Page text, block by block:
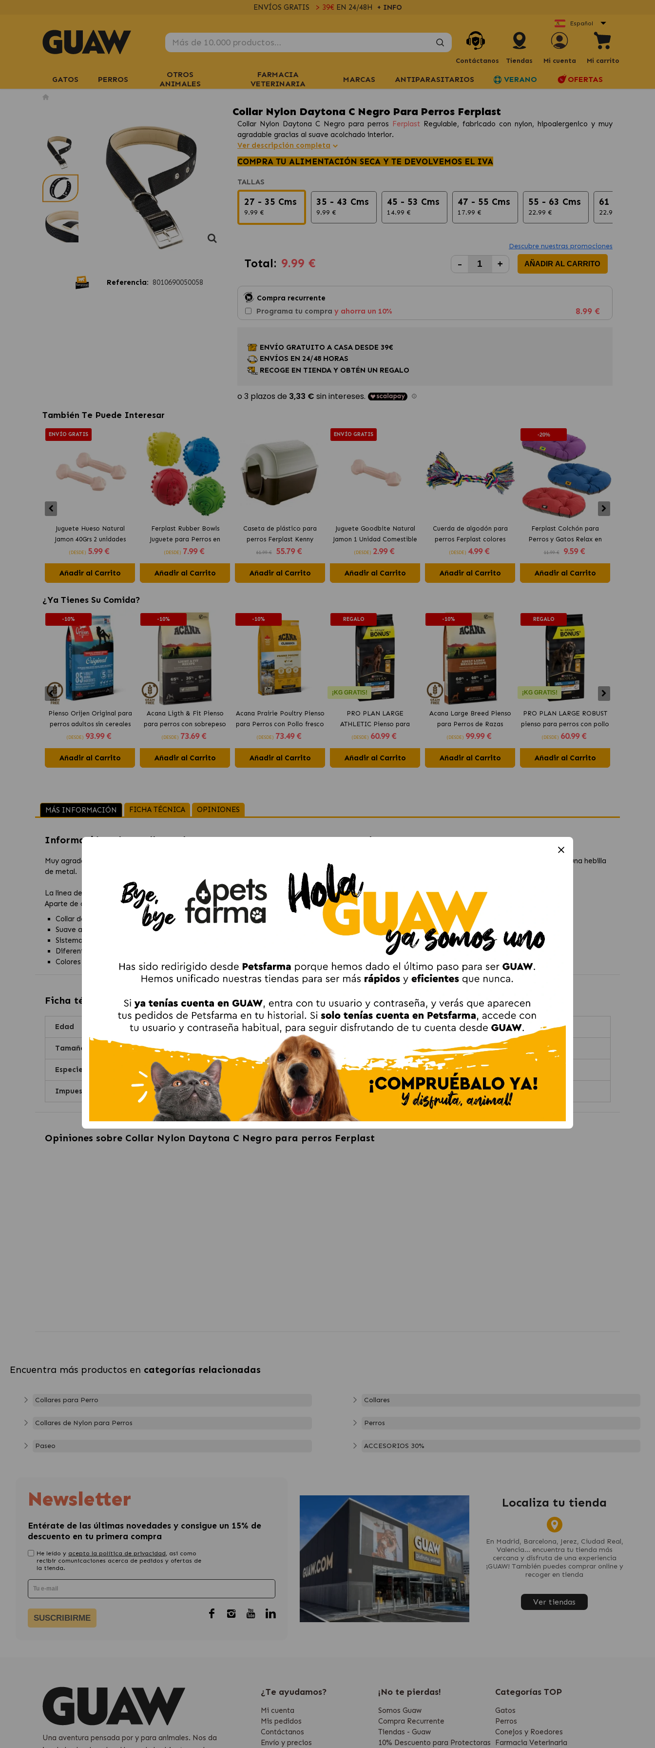
ENVÍOS GRATIS > 39€EN 24/48H + INFO
Español
Contáctanos Tiendas Mi cuenta Mi carrito
GATOS PERROS
OTROS
ANIMALES
FARMACIA
VETERINARIA
MARCAS ANTIPARASITARIOS VERANO OFERTAS
Collar Nylon Daytona C Negro Para Perros Ferplast
Referencia: 8010690050058
Collar Nylon Daytona C Negro para perros FerplastRegulable, fabricado con nylon, hipoalergenico y muy
agradable gracias al suave acolchado interior.
Ver descripción completa
COMPRA TU ALIMENTACIÓN SECA Y TE DEVOLVEMOS EL IVA
TALLAS
27 - 35 Cms
9.99 €
35 - 43 Cms
9.99 €
45 - 53 Cms
14.99 €
47 - 55 Cms
17.99 €
55 - 63 Cms
22.99 €
61 - 69 Cms
22.99 €
Descubre nuestras promociones
Total: 9.99 € - + AÑADIR AL CARRITO
Compra recurrente
Programa tu compra y ahorra un 10% 8.99 €
ENVÍO GRATUITO A CASA DESDE 39€
ENVÍOS EN 24/48 HORAS
RECOGE EN TIENDA Y OBTÉN UN REGALO
También Te Puede Interesar
ENVÍO GRATIS
Juguete Hueso Natural
Jamon 40Grs 2 unidades
Comestible 2 unidades
(DESDE) 5.99 €
Añadir al Carrito
Ferplast Rubber Bowls
Juguete para Perros en
Colores Surtidos
(DESDE) 7.99 €
Añadir al Carrito
Caseta de plástico para
perros Ferplast Kenny
61.99 € 55.79 €
Añadir al Carrito
ENVÍO GRATIS
Juguete Goodbite Natural
Jamon 1 Unidad Comestible
Ferplast
(DESDE) 2.99 €
Añadir al Carrito
Cuerda de algodón para
perros Ferplast colores
surtidos
(DESDE) 4.99 €
Añadir al Carrito
-20%
Ferplast Colchón para
Perros y Gatos Relax en
Colores Surtidos
11.99 € 9.59 €
Añadir al Carrito
¿Ya Tienes Su Comida?
-10%
Pienso Orijen Original para
perros adultos sin cereales
de pollo
(DESDE) 93.99 €
Añadir al Carrito
-10%
Acana Ligth & Fit Pienso
para perros con sobrepeso
con pollo fresco
(DESDE) 73.69 €
Añadir al Carrito
-10%
Acana Prairie Poultry Pienso
para Perros con Pollo fresco
(DESDE) 73.49 €
Añadir al Carrito
REGALO
¡KG GRATIS!
PRO PLAN LARGE
ATHLETIC Pienso para
perros con pollo
(DESDE) 60.99 €
Añadir al Carrito
-10%
Acana Large Breed Pienso
para Perros de Razas
Grandes con Pollo
(DESDE) 99.99 €
Añadir al Carrito
REGALO
¡KG GRATIS!
PRO PLAN LARGE ROBUST
pienso para perros con pollo
(DESDE) 60.99 €
Añadir al Carrito
MÁS INFORMACIÓN FICHA TÉCNICA OPINIONES
Información sobreCollar Nylon Daytona C Negro para perros Ferplast
Muy agradable para el cuello de tu perro gracias a su suave acolchado interior, el collar de nylon Daytona tiene cuatro agujeros para regular el tamaño con una hebilla
de metal.
La linea de collares Daytona esta disponible en siete tallas y propone, además de los colores clásicos como el negro, el rojo y el azul, el nuevo marrón.
Aparte de collares también encontrarás una linea completa de collares y arneses de nylon para todo tipo de perros.
Collar de nylon
Suave acolchado para máximo confort
Sistema de regulación por agujeros para que sea fácil ajustarlo
Diferentes tamaños ideales para cualquier tipo de perro
Colores a juego con el resto de productos clásicos como las correas y las correas de entrenamiento
Ficha técnica deCollar Nylon Daytona C Negro para perros Ferplast
Edad Adulto
Tamaño Todos los tamaños
Especie
Impuestos
Opiniones sobre Collar Nylon Daytona C Negro para perros Ferplast
Encuentra más productos en categorías relacionadas
Collares para Perro
Collares de Nylon para Perros
Paseo
Collares
Perros
ACCESORIOS 30%
Newsletter
Entérate de las últimas novedades y consigue un 15% de
descuento en tu primera compra
He leído y acepto la política de privacidad, asi como
recibir comunicaciones acerca de pedidos y ofertas de
la tienda.
SUSCRIBIRME
Localiza tu tienda
En Madrid, Barcelona, Jerez, Ciudad Real,
Valencia... encuentra tu tienda más
cercana y disfruta de una experiencia
¡GUAW! También puedes comprar online y
recoger en tienda
Ver tiendas
Una aventura pensada por y para animales. Nos da
¿Te ayudamos?
Mi cuenta
Mis pedidos
Contáctanos
Envío y precios
¡No te pierdas!
Somos Guaw
Compra Recurrente
Tiendas - Guaw
10% Descuento para Protectoras
Categorías TOP
Gatos
Perros
Conejos y Roedores
Farmacia Veterinaria